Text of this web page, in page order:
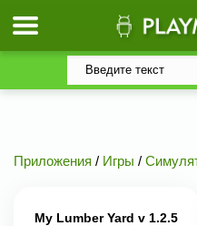
Приложения / Игры /
My Lumber Yard v 1.2.5